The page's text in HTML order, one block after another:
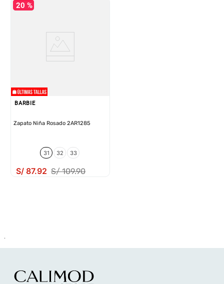
20 %
BARBIE
Zapato Niña Rosado 2AR1285
31 32 33
S/ 87.92 S/ 109.90
.